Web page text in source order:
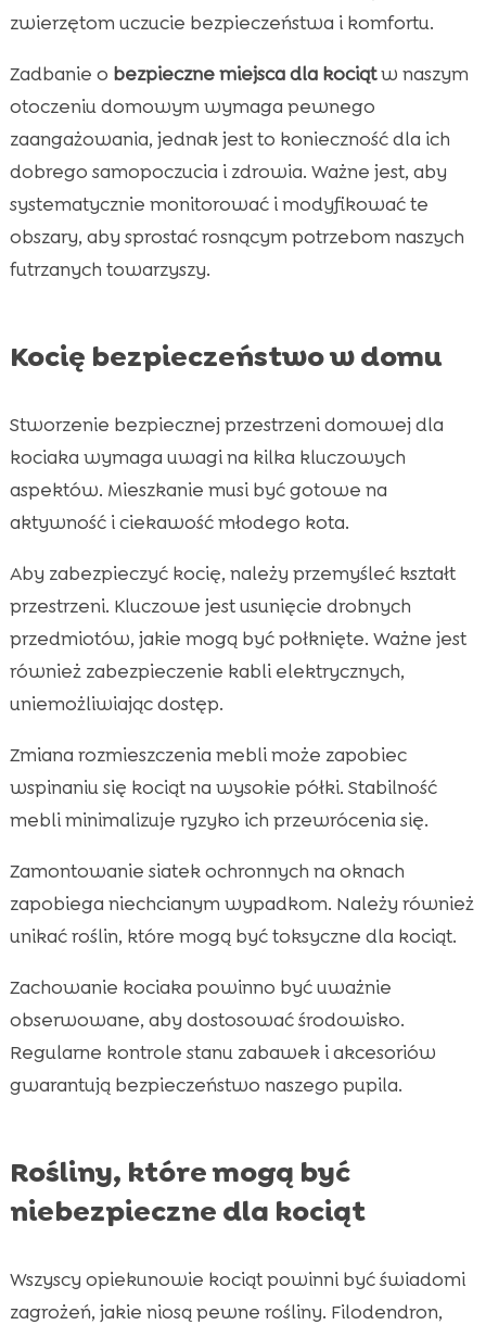
zwierzętom uczucie bezpieczeństwa i komfortu.
Zadbanie o bezpieczne miejsca dla kociątw naszym
otoczeniu domowym wymaga pewnego
zaangażowania, jednak jest to konieczność dla ich
dobrego samopoczucia i zdrowia. Ważne jest, aby
systematycznie monitorować i modyfikować te
obszary, aby sprostać rosnącym potrzebom naszych
futrzanych towarzyszy.
Kocię bezpieczeństwo w domu
Stworzenie bezpiecznej przestrzeni domowej dla
kociaka wymaga uwagi na kilka kluczowych
aspektów. Mieszkanie musi być gotowe na
aktywność i ciekawość młodego kota.
Aby zabezpieczyć kocię, należy przemyśleć kształt
przestrzeni. Kluczowe jest usunięcie drobnych
przedmiotów, jakie mogą być połknięte. Ważne jest
również zabezpieczenie kabli elektrycznych,
uniemożliwiając dostęp.
Zmiana rozmieszczenia mebli może zapobiec
wspinaniu się kociąt na wysokie półki. Stabilność
mebli minimalizuje ryzyko ich przewrócenia się.
Zamontowanie siatek ochronnych na oknach
zapobiega niechcianym wypadkom. Należy również
unikać roślin, które mogą być toksyczne dla kociąt.
Zachowanie kociaka powinno być uważnie
obserwowane, aby dostosować środowisko.
Regularne kontrole stanu zabawek i akcesoriów
gwarantują bezpieczeństwo naszego pupila.
Rośliny, które mogą być
niebezpieczne dla kociąt
Wszyscy opiekunowie kociąt powinni być świadomi
zagrożeń, jakie niosą pewne rośliny. Filodendron,